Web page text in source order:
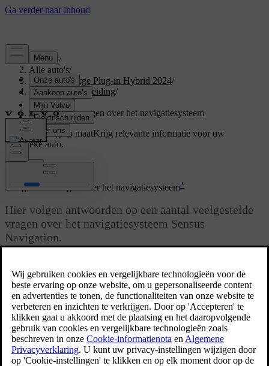
Support/
Alle auto's/
XC40 Recharge Plug-in Hybrid 2024/
Gebruikershandleiding/
Navigatie/
Veelgestelde vragen over het navigatiesysteem
Ondersteuning op maatKrijg relevante informatie voor uw
specifieke auto.
Veelgestelde vragen over het navigatiesysteem*
Hier volgen antwoorden op een aantal veelgestelde
vragen over het navigatiesysteem Sensus
Navigation.
Het systeem berekent niet altijd de snelste/kortste weg
Bij het berekenen van de route wordt rekening gehouden met
meerdere factoren om de theoretisch beste route te bepalen, onder
andere de afstand, de wegbreedte, het wegtype, de
verkeersintensiteit en maximumsnelheden. De ervaring en lokale
kennis van een bestuurder kunnen echter een efficiëntere route
opleveren.